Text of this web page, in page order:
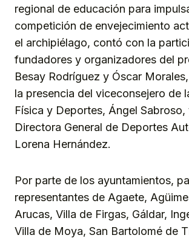
regional de educación para
competición de envejecimiento
el archipiélago, contó con la
fundadores y organizadores del
Besay Rodríguez y Óscar
la presencia del viceconsejero de
Física y Deportes, Ángel Sabroso,
Directora General de Deportes
Lorena Hernández.
Por parte de los ayuntamientos,
representantes de Agaete,
Arucas, Villa de Firgas, Gáldar,
Villa de Moya, San Bartolomé de